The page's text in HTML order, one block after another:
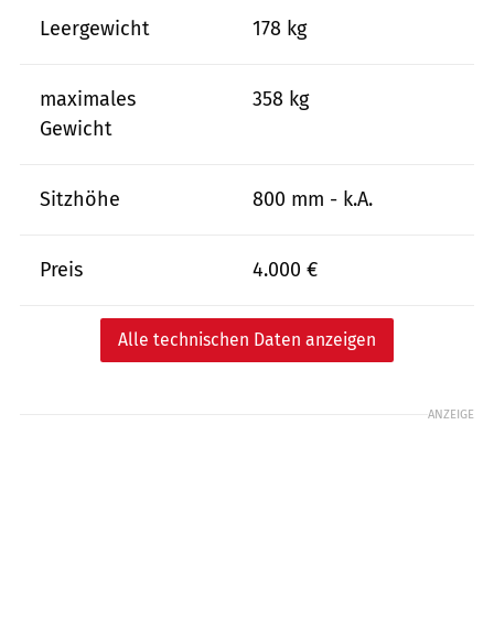
Leergewicht 178 kg
maximales
Gewicht
358 kg
Sitzhöhe 800 mm - k.A.
Preis 4.000 €
Alle technischen Daten anzeigen
ANZEIGE